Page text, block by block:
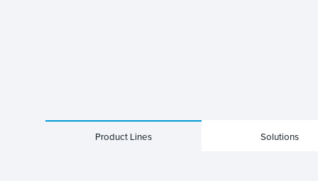
Product Lines Solutions